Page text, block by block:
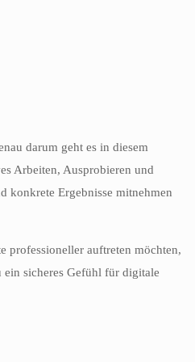
darum geht es in diesem
Arbeiten, Ausprobieren und
konkrete Ergebnisse mitnehmen
professioneller auftreten möchten,
ein sicheres Gefühl für digitale